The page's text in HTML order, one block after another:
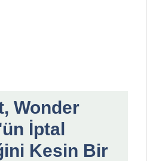
Wonder
İptal
Kesin Bir